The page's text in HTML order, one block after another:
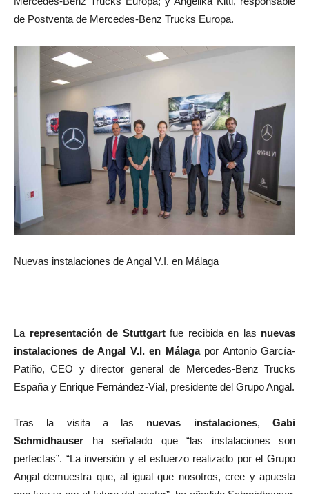
de Postventa de Mercedes-Benz Trucks Europa.
Nuevas instalaciones de Angal V.I. en Málaga
La representación de Stuttgartfue recibida en las nuevas
instalaciones de Angal V.I. en Málagapor Antonio García-
Patiño, CEO y director general de Mercedes-Benz Trucks
España y Enrique Fernández-Vial, presidente del Grupo Angal.
Tras la visita a las nuevas instalaciones,Gabi
Schmidhauser ha señalado que “las instalaciones son
perfectas”. “La inversión y el esfuerzo realizado por el Grupo
Angal demuestra que, al igual que nosotros, cree y apuesta